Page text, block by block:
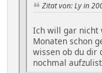
Zitat von: Ly in
Ich will gar nicht
Monaten schon
wissen ob du dir
nochmal